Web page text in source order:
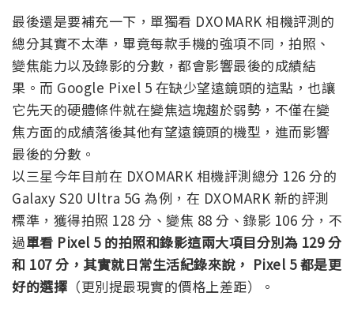
最後還是要補充一下，單獨看 DXOMARK 相機評測的
總分其實不太準，畢竟每款手機的強項不同，拍照、
變焦能力以及錄影的分數，都會影響最後的成績結
果。而 Google Pixel 5 在缺少望遠鏡頭的這點，也讓
它先天的硬體條件就在變焦這塊趨於弱勢，不僅在變
焦方面的成績落後其他有望遠鏡頭的機型，進而影響
最後的分數。
以三星今年目前在 DXOMARK 相機評測總分 126 分的
Galaxy S20 Ultra 5G 為例，在 DXOMARK 新的評測
標準，獲得拍照 128 分、變焦 88 分、錄影 106 分，不
過單看 Pixel 5 的拍照和錄影這兩大項目分別為 129 分
和 107 分，其實就日常生活紀錄來說， Pixel 5 都是更
好的選擇 （更別提最現實的價格上差距）。